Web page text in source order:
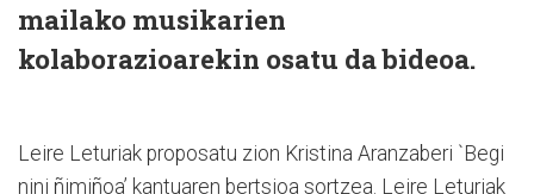
mailako musikarien
kolaborazioarekin osatu da bideoa.
Leire Leturiak proposatu zion Kristina Aranzaberi `Begi
nini ñimiñoa’ kantuaren bertsioa sortzea. Leire Leturiak